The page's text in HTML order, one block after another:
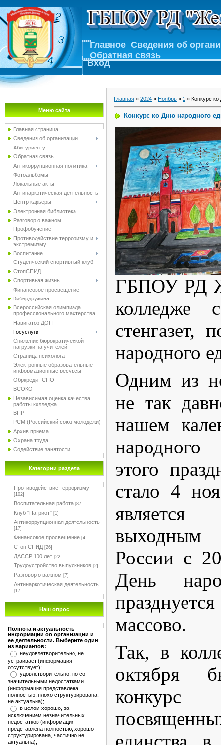
Главное Сведения об
Обратная связь
Вход
Меню сайта
Главная страница
Сведения об организации
Абитуриенту
Обратная связь
Антикоррупционная политика
Фотоальбомы
Локальные акты
Антинаркотическая деятельность
Центр карьеры
Электронная библиотека
Разговор о важном
Профобучение
Противодействие терроризму и
экстремизму
Воспитание
Студенческий спортивный клуб
CтопСПИД
Спортивная жизнь
Финансовое просвещение
Кибердружина
Всероссийская олимпиада
профессионального мастерства
Навигатор ДОП
Госуслуги
Снижение бюрократической
нагрузки на учителей
Страница психолога
Электронные образовательные
информационные ресурсы
Обркредит СПО
ВСОКО
Независимая оценка качества
работы колледжа
ВПР
РСМ (Российский союз молодежи)
Архив приема
Охрана труда
Содействие занятости
Категории раздела
Противодействие терроризму
[102]
Воспитательная работа [87]
Клуб "Патриот" [1]
Антикоррупционная деятельность
[17]
Финансовое просвещение [4]
Стоп СПИД [26]
ДАССР 100 лет [22]
Трудоустройство выпускников [2]
Разговор о важном [7]
Антинаркотическая деятельность
[17]
Наш опрос
Полнота и актуальность
информации об организации и
ее деятельности. Выберите один
из вариантов:
неудовлетворительно, не
устраивает (информация
отсутствует);
удовлетворительно, но со
значительными недостатками
(информация представлена
полностью, плохо структурирована,
не актуальна);
в целом хорошо, за
исключением незначительных
недостатков (информация
представлена полностью, хорошо
структурирована, частично не
актуальна);
Главная » 2024 » Ноябрь » 1 » Конкурс ко
Конкурс ко Дню народного
ГБПОУ РД
колледже
стенгазет,
народного
Одним из
не так
нашем
народного
этого
стало 4
России с
День
массово.
Так, в
октября
единства,